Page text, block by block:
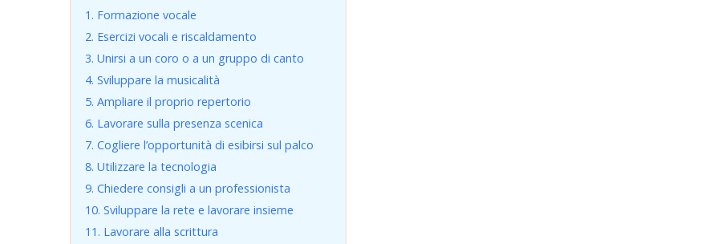
1. Formazione vocale
2. Esercizi vocali e riscaldamento
3. Unirsi a un coro o a un gruppo di canto
4. Sviluppare la musicalità
5. Ampliare il proprio repertorio
6. Lavorare sulla presenza scenica
7. Cogliere l’opportunità di esibirsi sul palco
8. Utilizzare la tecnologia
9. Chiedere consigli a un professionista
10. Sviluppare la rete e lavorare insieme
11. Lavorare alla scrittura